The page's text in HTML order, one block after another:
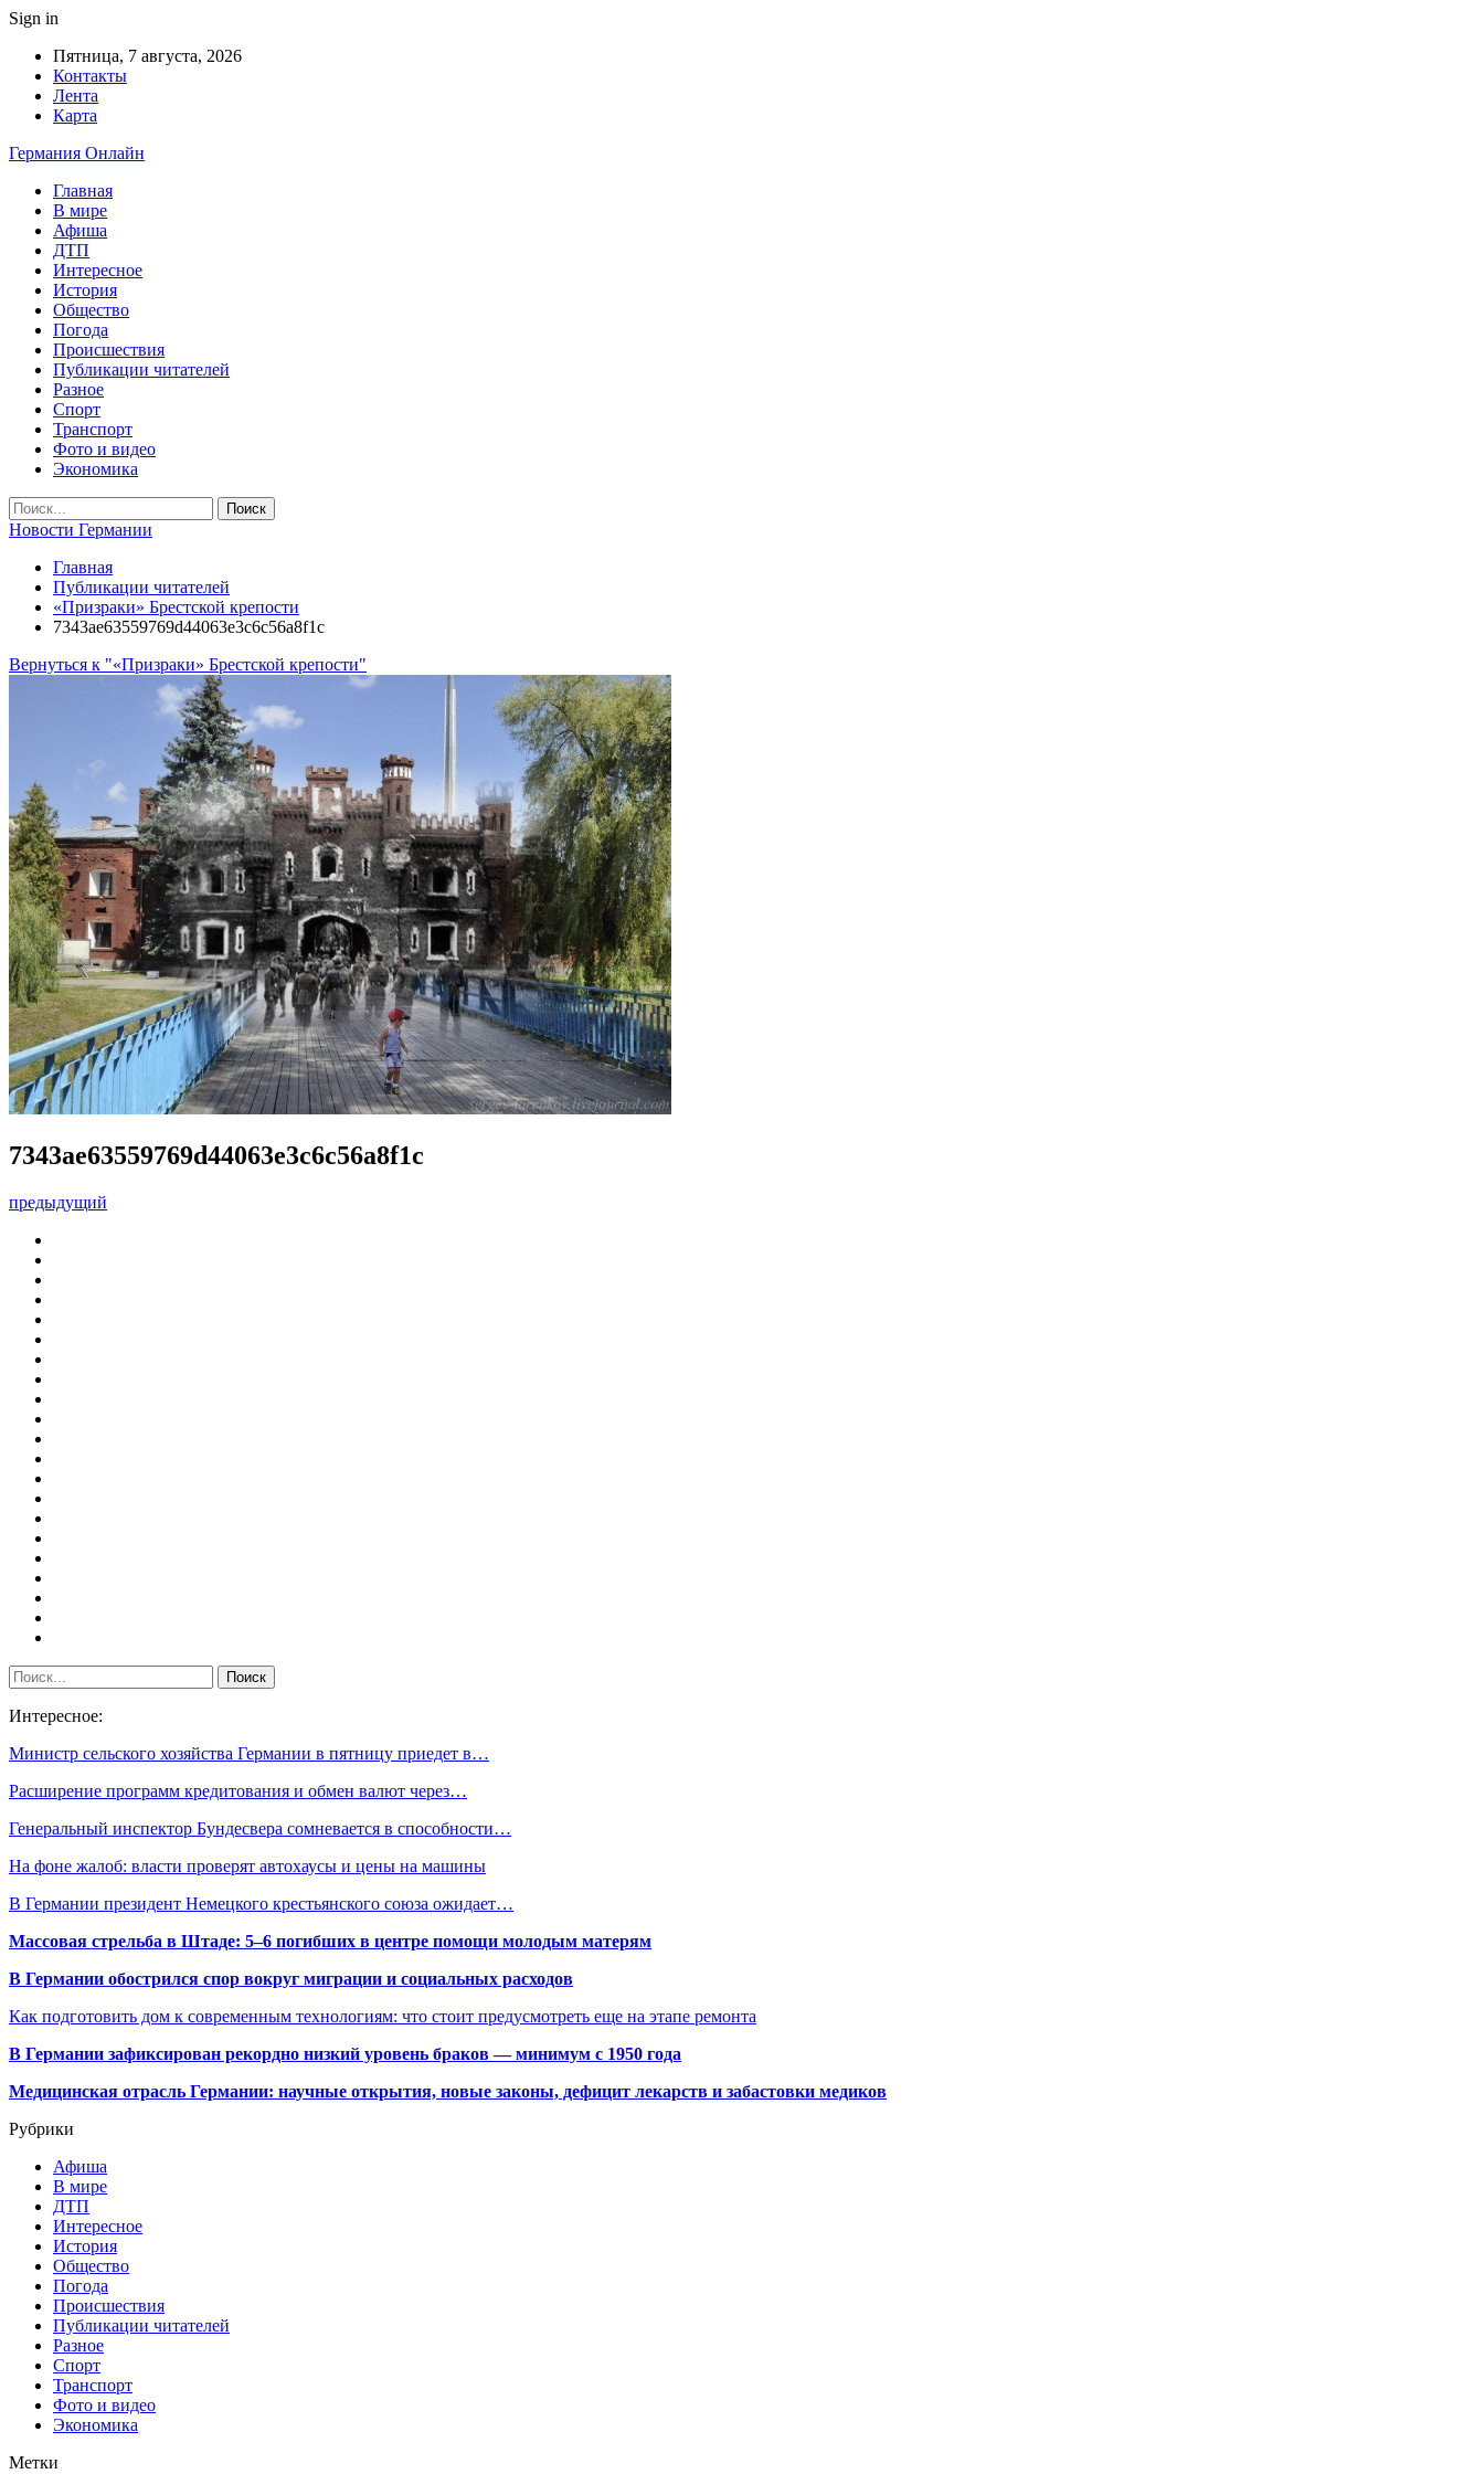
Sign in
Пятница, 7 августа, 2026
Контакты
Лента
Карта
Германия Онлайн
Главная
В мире
Афиша
ДТП
Интересное
История
Общество
Погода
Происшествия
Публикации читателей
Разное
Спорт
Транспорт
Фото и видео
Экономика
Новости Германии
Главная
Публикации читателей
«Призраки» Брестской крепости
7343ae63559769d44063e3c6c56a8f1c
Вернуться к "«Призраки» Брестской крепости"
7343ae63559769d44063e3c6c56a8f1c
предыдущий
Интересное:
Министр сельского хозяйства Германии в пятницу приедет в…
Расширение программ кредитования и обмен валют через…
Генеральный инспектор Бундесвера сомневается в способности…
На фоне жалоб: власти проверят автохаусы и цены на машины
В Германии президент Немецкого крестьянского союза ожидает…
Массовая стрельба в Штаде: 5–6 погибших в центре помощи молодым матерям
В Германии обострился спор вокруг миграции и социальных расходов
Как подготовить дом к современным технологиям: что стоит предусмотреть еще на этапе ремонта
В Германии зафиксирован рекордно низкий уровень браков — минимум с 1950 года
Медицинская отрасль Германии: научные открытия, новые законы, дефицит лекарств и забастовки медиков
Рубрики
Афиша
В мире
ДТП
Интересное
История
Общество
Погода
Происшествия
Публикации читателей
Разное
Спорт
Транспорт
Фото и видео
Экономика
Метки